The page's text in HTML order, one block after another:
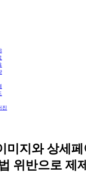
진
미지와 상세페
위반으로 제